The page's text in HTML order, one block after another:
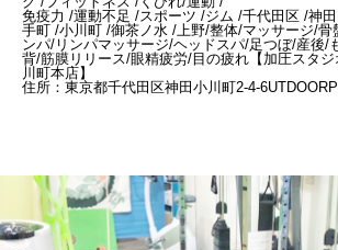
免疫力 /運動不足 /スポーツ /ジム /千代田区 /神
手町 /小川町 /御茶ノ水 /上野/整体/マッサージ/骨
ンパ/リンパマッサージ/ヘッドスパ/足つぼ/産後/
背/筋膜リリース/眼精疲労/目の疲れ【加圧スタ
川町本店】
住所：東京都千代田区神田小川町2-4-